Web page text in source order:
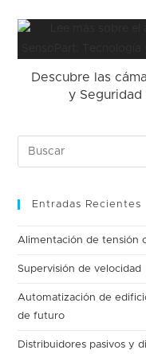
Descubre las
y Seguridad
Entradas Recientes
Alimentación de tensión
Supervisión de velocidad
Automatización de
de futuro
Distribuidores pasivos y